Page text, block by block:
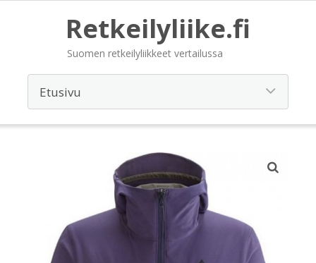
Retkeilyliike.fi
Suomen retkeilyliikkeet vertailussa